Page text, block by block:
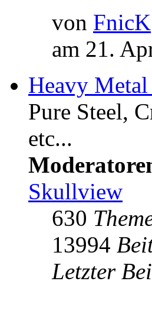
von FnicK
am 21.
Heavy Metal
Pure Steel,
etc...
Skullview
630
13994
Letzter